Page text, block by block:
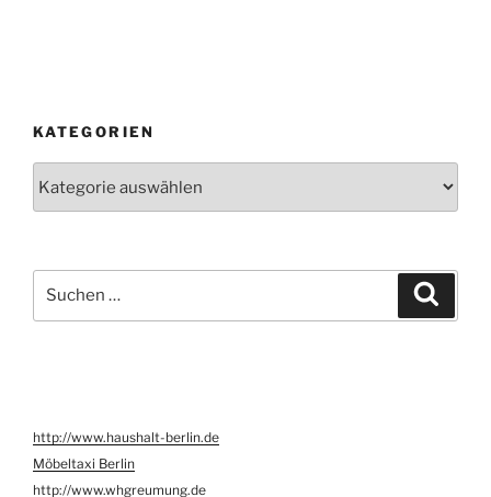
KATEGORIEN
nach:
http://www.haushalt-berlin.de
Möbeltaxi Berlin
http://www.whgreumung.de